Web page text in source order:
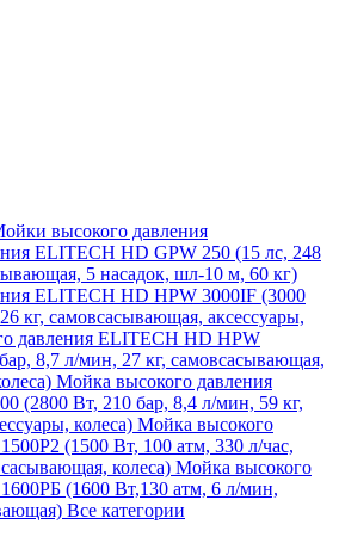
высокого давления
ELITECH HD GPW 250 (15 лс, 248
5 насадок, шл-10 м, 60 кг)
ELITECH HD HPW 3000IF (3000
кг, самовсасывающая, аксессуары,
давления ELITECH HD HPW
8,7 л/мин, 27 кг, самовсасывающая,
Мойка высокого давления
(2800 Вт, 210 бар, 8,4 л/мин, 59 кг,
колеса) Мойка высокого
(1500 Вт, 100 атм, 330 л/час,
колеса) Мойка высокого
(1600 Вт,130 атм, 6 л/мин,
Все категории